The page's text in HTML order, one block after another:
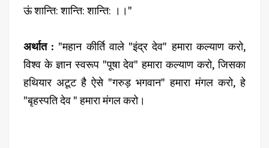
ऊं शान्ति: शान्ति: शान्ति: ।।"
अर्थात : "महान कीर्ति वाले "इंद्र देव" हमारा कल्याण करो,
विश्व के ज्ञान स्वरूप "पूषा देव" हमारा कल्याण करो, जिसका
हथियार अटूट है ऐसे "गरुड़ भगवान" हमारा मंगल करो, हे
"बृहस्पति देव " हमारा मंगल करो।